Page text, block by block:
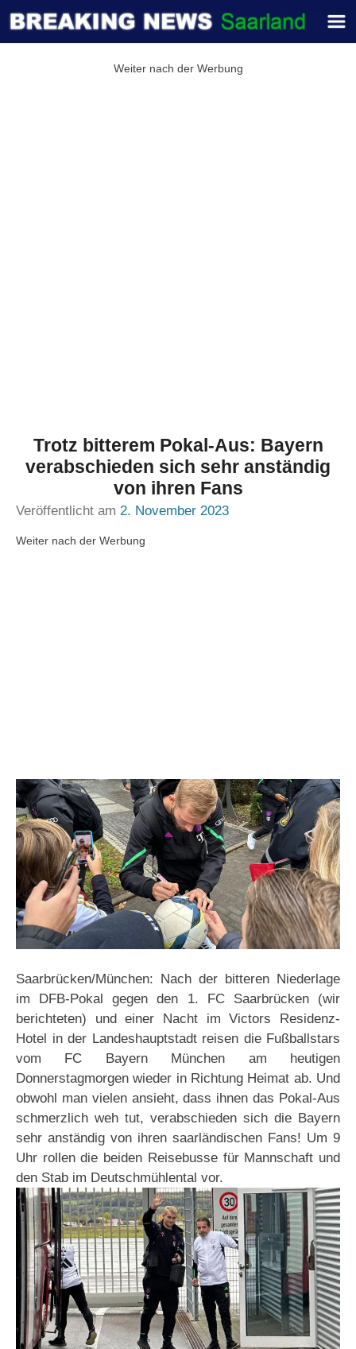
Weiter nach der Werbung
Trotz bitterem Pokal-Aus: Bayern
verabschieden sich sehr anständig
von ihren Fans
Veröffentlicht am 2. November 2023
Weiter nach der Werbung
Saarbrücken/München: Nach der bitteren Niederlage
im DFB-Pokal gegen den 1. FC Saarbrücken (wir
berichteten) und einer Nacht im Victors Residenz-
Hotel in der Landeshauptstadt reisen die Fußballstars
vom FC Bayern München am heutigen
Donnerstagmorgen wieder in Richtung Heimat ab. Und
obwohl man vielen ansieht, dass ihnen das Pokal-Aus
schmerzlich weh tut, verabschieden sich die Bayern
sehr anständig von ihren saarländischen Fans! Um 9
Uhr rollen die beiden Reisebusse für Mannschaft und
den Stab im Deutschmühlental vor.